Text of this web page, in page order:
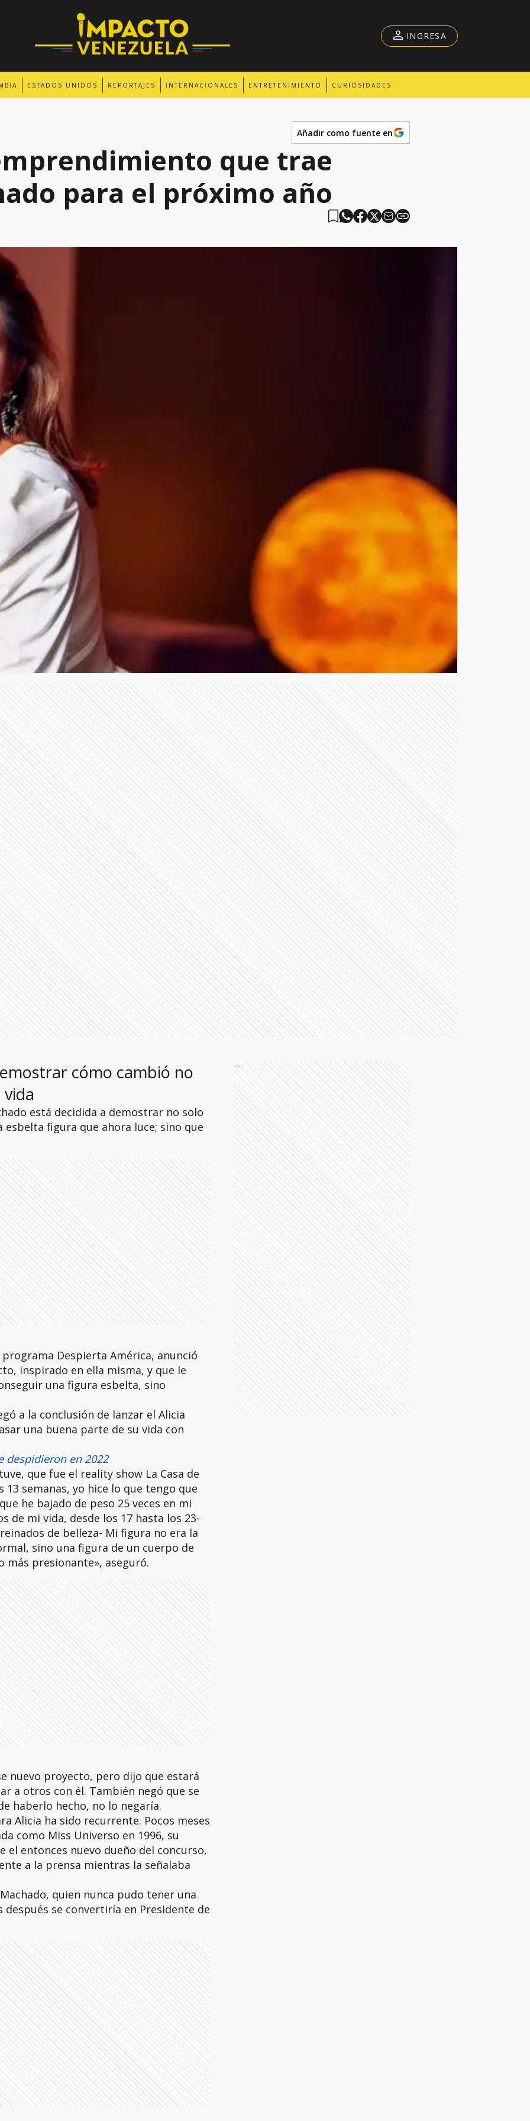
ESTADOS UNIDOS REPORTAJES INTERNACIONALES ENTRETENIMIENTO CURIOSIDADES
INGRESA
Añadir como fuente en
que trae
para el próximo año
cómo cambió no
está decidida a demostrar no solo
figura que ahora luce; sino que
Despierta América, anunció
inspirado en ella misma, y que le
una figura esbelta, sino
a la conclusión de lanzar el Alicia
una buena parte de su vida con
despidieron en 2022
que fue el reality show La Casa de
13 semanas, yo hice lo que tengo que
he bajado de peso 25 veces en mi
de mi vida, desde los 17 hasta los 23-
de belleza- Mi figura no era la
sino una figura de un cuerpo de
más presionante», aseguró.
nuevo proyecto, pero dijo que estará
a otros con él. También negó que se
haberlo hecho, no lo negaría.
Alicia ha sido recurrente. Pocos meses
como Miss Universo en 1996, su
el entonces nuevo dueño del concurso,
a la prensa mientras la señalaba
quien nunca pudo tener una
se convertiría en Presidente de
Ads